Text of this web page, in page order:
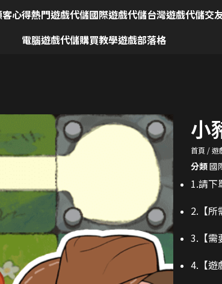
客心得熱門遊戲代儲國際遊戲代儲台灣遊戲代儲交
電腦遊戲代儲購買教學遊戲部落格
小
首頁 遊
分類國
1.請下
2. 【
3. 【
4.【遊